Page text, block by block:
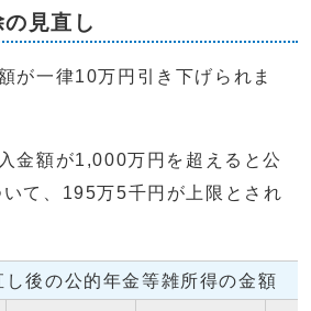
見直し
が一律10万円引き下げられま
金額が1,000万円を超えると公
て、195万5千円が上限とされ
し後の公的年金等雑所得の金額